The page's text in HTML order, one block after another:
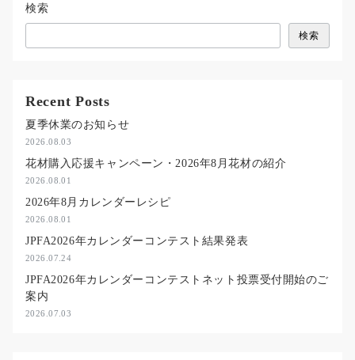
検索
検索
Recent Posts
夏季休業のお知らせ
2026.08.03
花材購入応援キャンペーン・2026年8月花材の紹介
2026.08.01
2026年8月カレンダーレシピ
2026.08.01
JPFA2026年カレンダーコンテスト結果発表
2026.07.24
JPFA2026年カレンダーコンテストネット投票受付開始のご
案内
2026.07.03